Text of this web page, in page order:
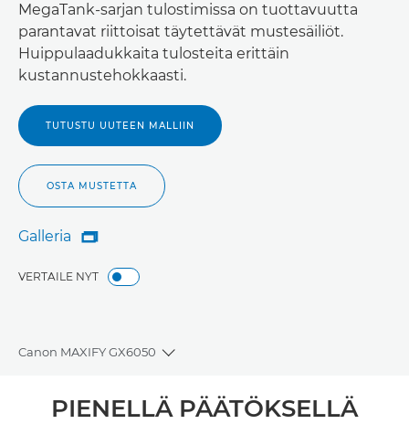
MegaTank-sarjan tulostimissa on tuottavuutta
parantavat riittoisat täytettävät mustesäiliöt.
Huippulaadukkaita tulosteita erittäin
kustannustehokkaasti.
TUTUSTU UUTEEN MALLIIN
OSTA MUSTETTA
Galleria
Galleria

VERTAILE NYT
Canon MAXIFY GX6050
Toggle breadcrumbs
Yleiskuvaus
PIENELLÄ PÄÄTÖKSELLÄ